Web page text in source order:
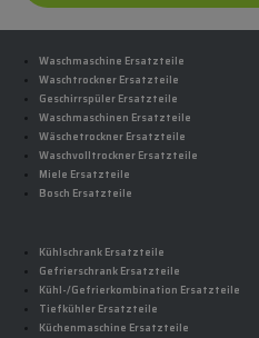
Waschmaschine Ersatzteile
Waschtrockner Ersatzteile
Geschirrspüler Ersatzteile
Waschmaschinen Ersatzteile
Wäschetrockner Ersatzteile
Waschvolltrockner Ersatzteile
Miele Ersatzteile
Bosch Ersatzteile
Kühlschrank Ersatzteile
Gefrierschrank Ersatzteile
Kühl-/Gefrierkombination Ersatzteile
Tiefkühler Ersatzteile
Küchenmaschine Ersatzteile